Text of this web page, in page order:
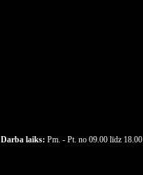
Darba laiks: Pm. - Pt. no 09.00 līdz 18.00